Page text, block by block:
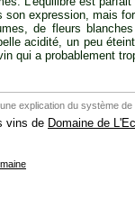
son expression, mais
de fleurs
acidité, un peu
qui a probablement
explication du système de
vins de Domaine de